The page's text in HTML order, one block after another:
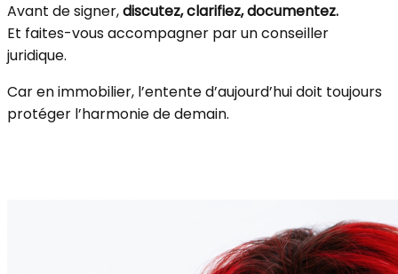
Avant de signer,discutez, clarifiez, documentez.
Et faites-vous accompagner par un conseiller
juridique.
Car en immobilier, l’entente d’aujourd’hui doit toujours
protéger l’harmonie de demain.